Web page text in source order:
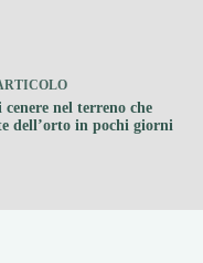
nel terreno che
dell’orto in pochi giorni